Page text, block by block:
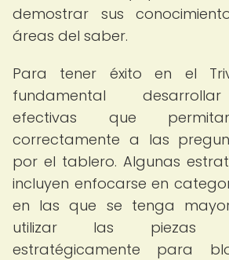
demostrar sus
áreas del saber.
Para tener éxito en el
fundamental
efectivas que
correctamente a las
por el tablero. Algunas
incluyen enfocarse en
en las que se tenga
utilizar las piezas
estratégicamente para